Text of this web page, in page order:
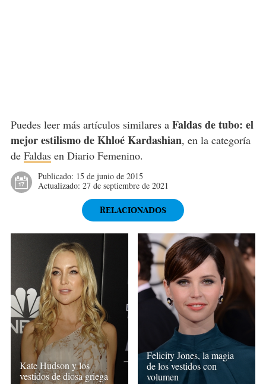
Puedes leer más artículos similares a Faldas de tubo: el
mejor estilismo de Khloé Kardashian, en la categoría
de Faldasen Diario Femenino.
Publicado: 15 de junio de 2015
Actualizado: 27 de septiembre de 2021
RELACIONADOS
Kate Hudson y los
vestidos de diosa griega
Felicity Jones, la magia
de los vestidos con
volumen